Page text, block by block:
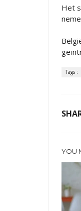
Het
Tags :
YOU